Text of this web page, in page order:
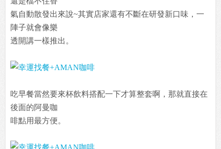
氣自動散發出來說~其實店家還有不斷在研發新口味，一
陣子就會像樂
透開講一樣推出。
吃早餐當然要來杯飲料搭配一下才算整套啊，那就直接在
後面的阿曼咖
啡點用最方便。